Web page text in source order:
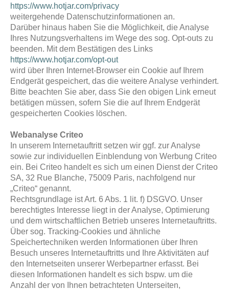
https://www.hotjar.com/privacy
weitergehende Datenschutzinformationen an.
Darüber hinaus haben Sie die Möglichkeit, die Analyse
Ihres Nutzungsverhaltens im Wege des sog. Opt-outs zu
beenden. Mit dem Bestätigen des Links
https://www.hotjar.com/opt-out
wird über Ihren Internet-Browser ein Cookie auf Ihrem
Endgerät gespeichert, das die weitere Analyse verhindert.
Bitte beachten Sie aber, dass Sie den obigen Link erneut
betätigen müssen, sofern Sie die auf Ihrem Endgerät
gespeicherten Cookies löschen.
Webanalyse Criteo
In unserem Internetauftritt setzen wir ggf. zur Analyse
sowie zur individuellen Einblendung von Werbung Criteo
ein. Bei Criteo handelt es sich um einen Dienst der Criteo
SA, 32 Rue Blanche, 75009 Paris, nachfolgend nur
„Criteo“ genannt.
Rechtsgrundlage ist Art. 6 Abs. 1 lit. f) DSGVO. Unser
berechtigtes Interesse liegt in der Analyse, Optimierung
und dem wirtschaftlichen Betrieb unseres Internetauftritts.
Über sog. Tracking-Cookies und ähnliche
Speichertechniken werden Informationen über Ihren
Besuch unseres Internetauftritts und Ihre Aktivitäten auf
den Internetseiten unserer Werbepartner erfasst. Bei
diesen Informationen handelt es sich bspw. um die
Anzahl der von Ihnen betrachteten Unterseiten,